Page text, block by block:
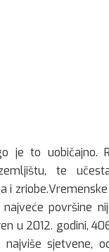
je to uobičajno.
te
površine
u 2012. godini,
sjetvene,